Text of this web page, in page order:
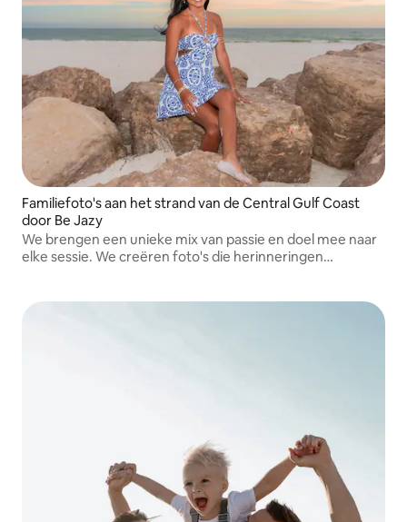
Familiefoto's aan het strand van de Central Gulf Coast
door Be Jazy
We brengen een unieke mix van passie en doel mee naar
elke sessie. We creëren foto's die herinneringen